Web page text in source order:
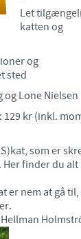
Let
katten og
og
sted
og Lone Nielsen
kr (inkl.
som er
finder du
er nem at gå